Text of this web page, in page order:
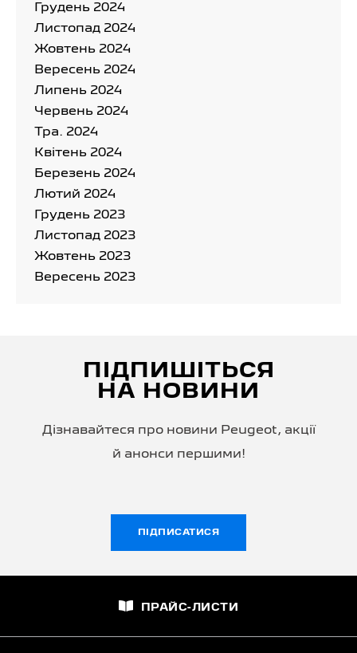
Грудень 2024
Листопад 2024
Жовтень 2024
Вересень 2024
Липень 2024
Червень 2024
Тра. 2024
Квітень 2024
Березень 2024
Лютий 2024
Грудень 2023
Листопад 2023
Жовтень 2023
Вересень 2023
ПІДПИШІТЬСЯ
НА НОВИНИ
Дізнавайтеся про новини Peugeot, акції
й анонси першими!
ПІДПИСАТИСЯ
ПРАЙС-ЛИСТИ